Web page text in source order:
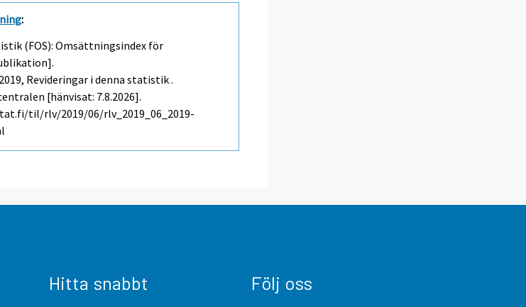
:
(FOS): Omsättningsindex för
2019, Revideringar i denna statistik .
[hänvisat: 7.8.2026].
til/rlv/2019/06/rlv_2019_06_2019-
Hitta snabbt Följ oss